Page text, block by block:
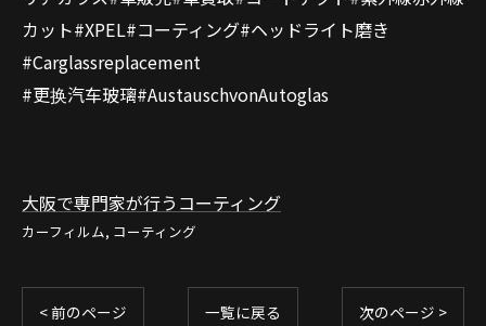
カット#XPEL#コーティング#ヘッドライト磨き
#Carglassreplacement
#更换汽车玻璃#AustauschvonAutoglas
大阪で専門家が行うコーティング
カーフィルム コーティング
< 前のページ 一覧に戻る 次のページ >